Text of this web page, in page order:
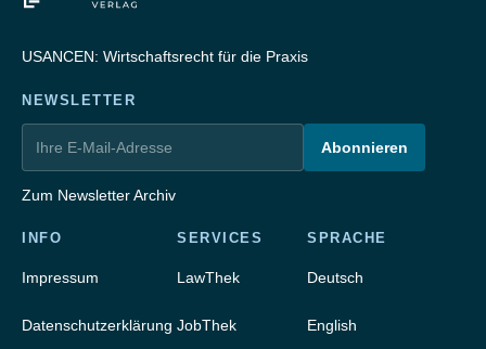
USANCEN: Wirtschaftsrecht für die Praxis
NEWSLETTER
Abonnieren
Zum Newsletter Archiv
INFO
Impressum
Datenschutzerklärung
SERVICES
LawThek
JobThek
SPRACHE
Deutsch
English